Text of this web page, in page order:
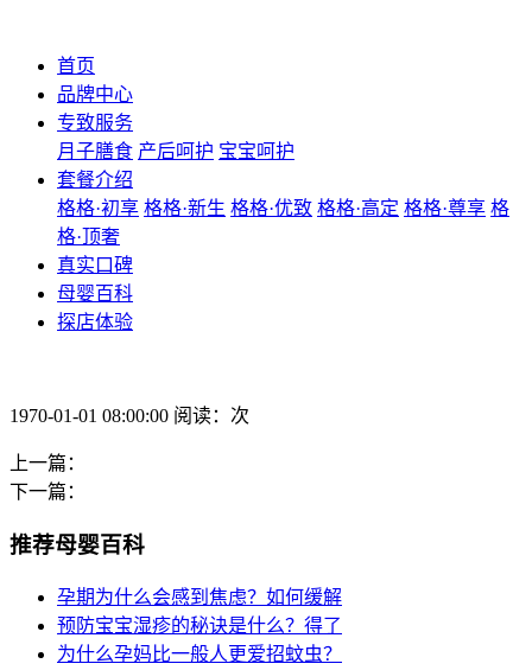
首页
品牌中心
专致服务
月子膳食 产后呵护 宝宝呵护
套餐介绍
格格·初享 格格·新生 格格·优致 格格·高定 格格·尊享 格
格·顶奢
真实口碑
母婴百科
探店体验
1970-01-01 08:00:00 阅读：次
上一篇：
下一篇：
推荐母婴百科
孕期为什么会感到焦虑？如何缓解
预防宝宝湿疹的秘诀是什么？得了
为什么孕妈比一般人更爱招蚊虫？